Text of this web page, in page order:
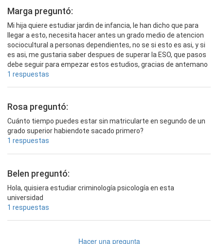
Marga preguntó:
Mi hija quiere estudiar jardin de infancia, le han dicho que para
llegar a esto, necesita hacer antes un grado medio de atencion
sociocultural a personas dependientes, no se si esto es asi, y si
es asi, me gustaria saber despues de superar la ESO, que pasos
debe seguir para empezar estos estudios, gracias de antemano
1 respuestas
Rosa preguntó:
Cuánto tiempo puedes estar sin matricularte en segundo de un
grado superior habiendote sacado primero?
1 respuestas
Belen preguntó:
Hola, quisiera estudiar criminología psicología en esta
universidad
1 respuestas
Hacer una pregunta